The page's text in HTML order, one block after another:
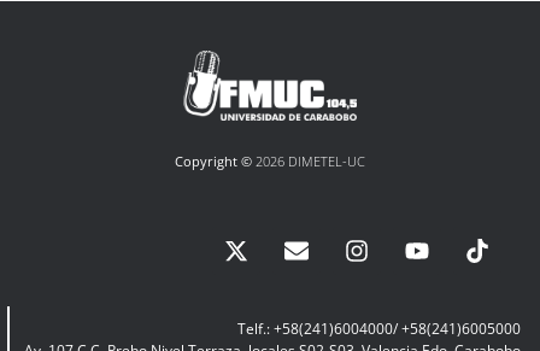
Copyright © 2026 DIMETEL-UC
Telf.: +58(241)6004000/ +58(241)6005000